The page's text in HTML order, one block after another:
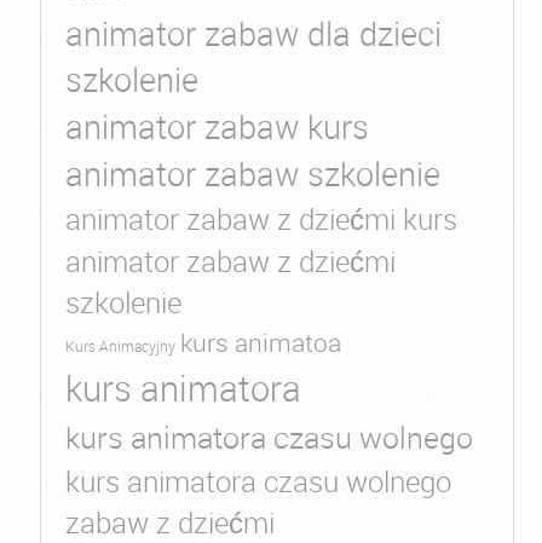
animator zabaw dla dzieci
szkolenie
animator zabaw kurs
animator zabaw szkolenie
animator zabaw z dziećmi kurs
animator zabaw z dziećmi
szkolenie
Kurs Animacyjny kurs animatoa
kurs animatora
kurs animatora czasu wolnego
kurs animatora czasu wolnego
zabaw z dziećmi